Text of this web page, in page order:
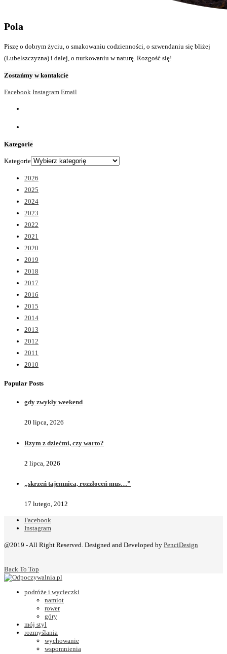
Pola
Piszę o dobrym życiu, o smakowaniu codzienności, o szwendaniu się bliżej
(Lubelszczyzna) i dalej, o nurkowaniu w naturę. Rozgość się!
Zostańmy w kontakcie
Facebook Instagram Email
Kategorie
Kategorie
2026
2025
2024
2023
2022
2021
2020
2019
2018
2017
2016
2015
2014
2013
2012
2011
2010
Popular Posts
gdy zwykły weekend
20 lipca, 2026
Rzym z dziećmi, czy warto?
2 lipca, 2026
„skrzeń tajemnica, rozzłoceń mus…”
17 lutego, 2012
Facebook
Instagram
@2019 - All Right Reserved. Designed and Developed by PenciDesign
Back To Top
podróże i wycieczki
namiot
rower
góry
mój styl
rozmyślania
wychowanie
wspomnienia